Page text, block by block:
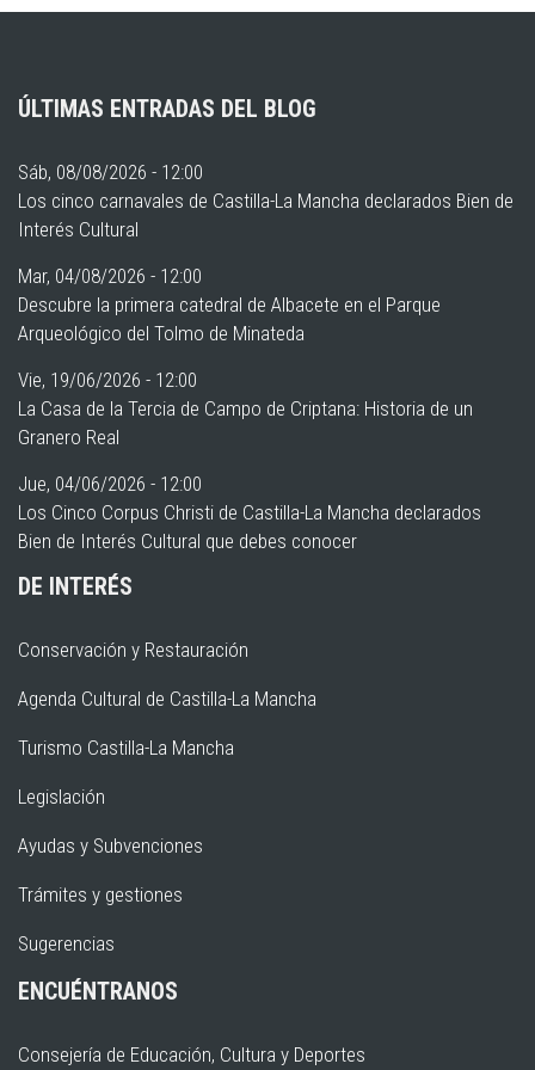
ÚLTIMAS ENTRADAS DEL BLOG
Sáb, 08/08/2026 - 12:00
Los cinco carnavales de Castilla-La Mancha declarados Bien de
Interés Cultural
Mar, 04/08/2026 - 12:00
Descubre la primera catedral de Albacete en el Parque
Arqueológico del Tolmo de Minateda
Vie, 19/06/2026 - 12:00
La Casa de la Tercia de Campo de Criptana: Historia de un
Granero Real
Jue, 04/06/2026 - 12:00
Los Cinco Corpus Christi de Castilla-La Mancha declarados
Bien de Interés Cultural que debes conocer
DE INTERÉS
Conservación y Restauración
Agenda Cultural de Castilla-La Mancha
Turismo Castilla-La Mancha
Legislación
Ayudas y Subvenciones
Trámites y gestiones
Sugerencias
ENCUÉNTRANOS
Consejería de Educación, Cultura y Deportes